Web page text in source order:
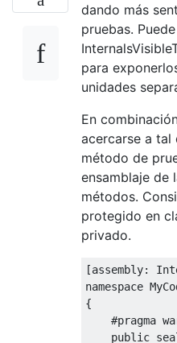
dando más
pruebas.
para
unidades
En
acercarse a tal
método de
ensamblaje de
métodos.
protegido en
privado.
[assembly:
namespace
{
#pragma
public